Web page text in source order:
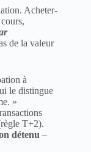
Acheter-
de la valeur
à
le distingue
»
T+2).
détenu –